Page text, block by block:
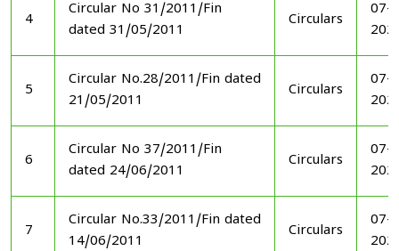
4
Circular No 31/2011/Fin
dated 31/05/2011
Circulars
07-
5
Circular No.28/2011/Fin dated
21/05/2011
Circulars
07-
6
Circular No 37/2011/Fin
dated 24/06/2011
Circulars
07-
7
Circular No.33/2011/Fin dated
14/06/2011
Circulars
07-